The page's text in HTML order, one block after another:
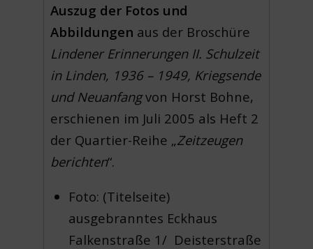
Auszug der Fotos und
Abbildungen aus der Broschüre
Lindener Erinnerungen II. Schulzeit
in Linden, 1936 – 1949, Kriegsende
und Neuanfangvon Horst Bohne,
erschienen im Juli 2005 als Heft 2
der Quartier-Reihe „Zeitzeugen
berichten“.
Foto: (Titelseite)
ausgebranntes Eckhaus
Falkenstraße 1/ Deisterstraße